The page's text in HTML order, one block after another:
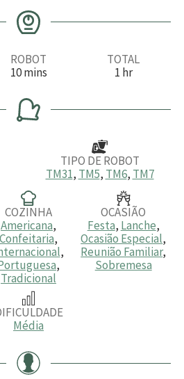
ROBOT
10m
n
u
t
mins
TOTAL
1h
a
hr
TIPO DE ROBOT
TM31, TM5, TM6, TM7
COZINHA
Americana,
Confeitaria,
,
,
Tradicional
OCASIÃO
Festa, Lanche,
Ocasião Especial,
Reunião Familiar,
Sobremesa
Média